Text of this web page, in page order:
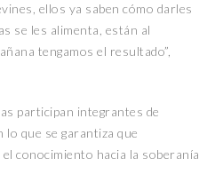
ellos ya saben cómo darles
se les alimenta, están al
tengamos el resultado”,
participan integrantes de
que se garantiza que
conocimiento hacia la soberanía